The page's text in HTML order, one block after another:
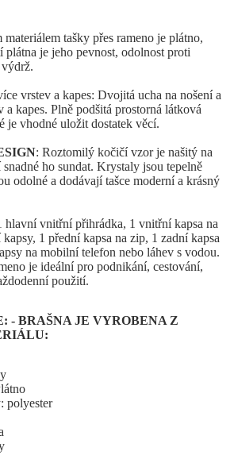
tašky přes rameno je plátno,
plátna je jeho pevnost, odolnost proti
vrstev a kapes: Dvojitá ucha na nošení a
a kapes. Plně podšitá prostorná látková
je vhodné uložit dostatek věcí.
: Roztomilý kočičí vzor je našitý na
ho sundat. Krystaly jsou tepelně
odolné a dodávají tašce moderní a krásný
hlavní vnitřní přihrádka, 1 vnitřní kapsa na
1 přední kapsa na zip, 1 zadní kapsa
na mobilní telefon nebo láhev s vodou.
je ideální pro podnikání, cestování,
použití.
- BRAŠNA JE VYROBENA Z
polyester